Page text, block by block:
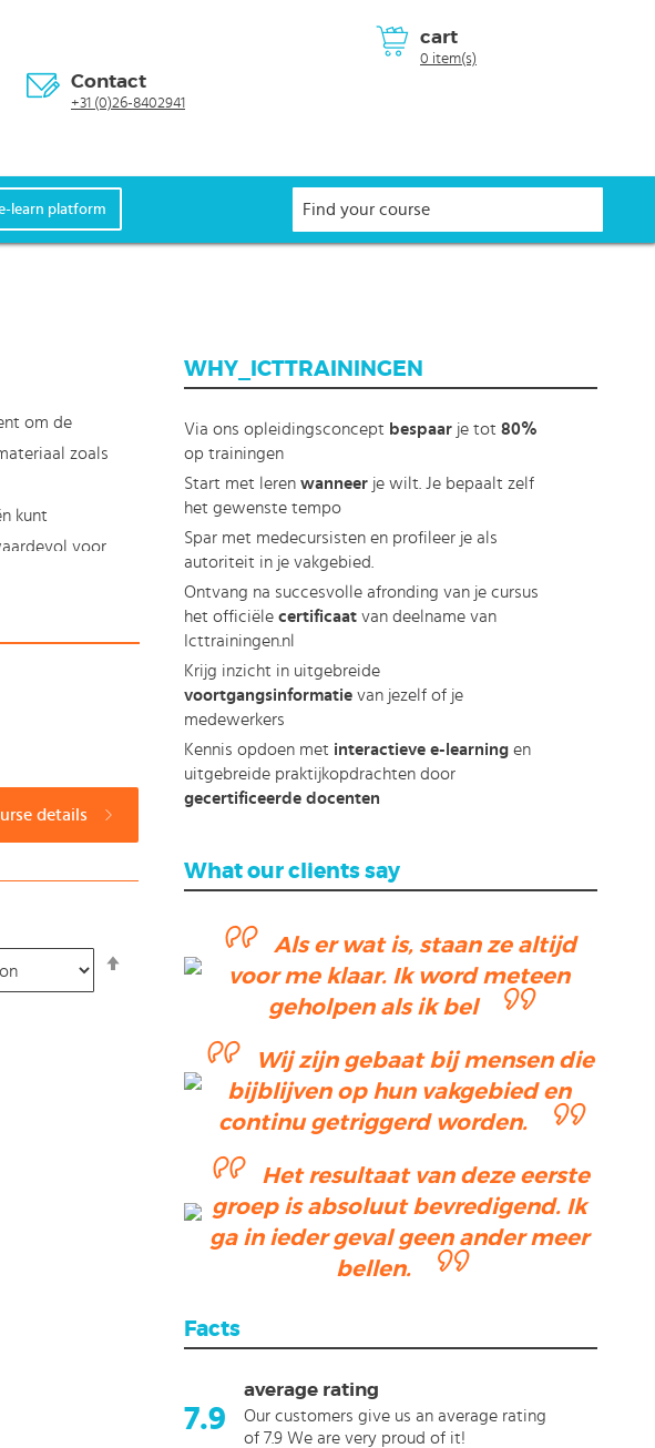
cart
0 item(s)
Contact
+31 (0)26-8402941
learn platform
om de
zoals
kunt
voor
bij veel
details
Descending
WHY_ICTTRAININGEN
Via ons opleidingsconcept bespaarje tot 80%
op trainingen
Start met leren wanneerje wilt. Je bepaalt zelf
het gewenste tempo
Spar met medecursisten en profileer je als
autoriteit in je vakgebied.
Ontvang na succesvolle afronding van je cursus
het officiële certificaatvan deelname van
Icttrainingen.nl
Krijg inzicht in uitgebreide
voortgangsinformatievan jezelf of je
medewerkers
Kennis opdoen met interactieve e-learningen
uitgebreide praktijkopdrachten door
gecertificeerde docenten
What our clients say
Als er wat is, staan ze altijd
voor me klaar. Ik word meteen
geholpen als ik bel
Wij zijn gebaat bij mensen die
bijblijven op hun vakgebied en
continu getriggerd worden.
Het resultaat van deze eerste
groep is absoluut bevredigend. Ik
ga in ieder geval geen ander meer
bellen.
Facts
7.9
average rating
Our customers give us an average rating
of 7.9 We are very proud of it!